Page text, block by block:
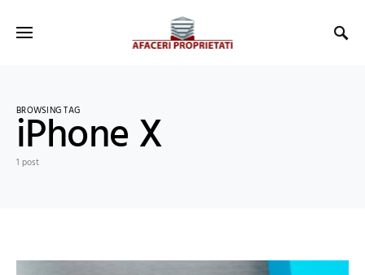
BROWSING TAG
iPhone X
1 post